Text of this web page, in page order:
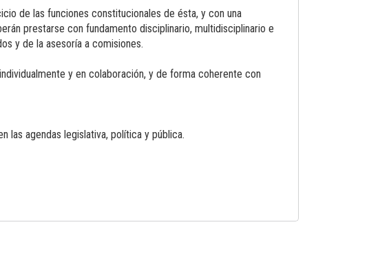
de las funciones constitucionales de ésta, y con una
prestarse con fundamento disciplinario, multidisciplinario e
y de la asesoría a comisiones.
y en colaboración, y de forma coherente con
las agendas legislativa, política y pública.